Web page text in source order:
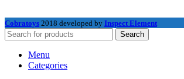
Cobratoys 2018 developed by Inspect Element
Search
Menu
Categories